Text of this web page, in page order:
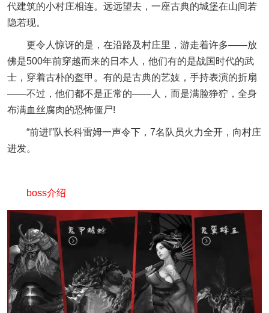
代建筑的小村庄相连。远远望去，一座古典的城堡在山间若
隐若现。
更令人惊讶的是，在沿路及村庄里，游走着许多——放
佛是500年前穿越而来的日本人，他们有的是战国时代的武
士，穿着古朴的盔甲。有的是古典的艺妓，手持表演的折扇
——不过，他们都不是正常的——人，而是满脸狰狞，全身
布满血丝腐肉的恐怖僵尸!
“前进!”队长科雷姆一声令下，7名队员火力全开，向村庄
进发。
boss介绍